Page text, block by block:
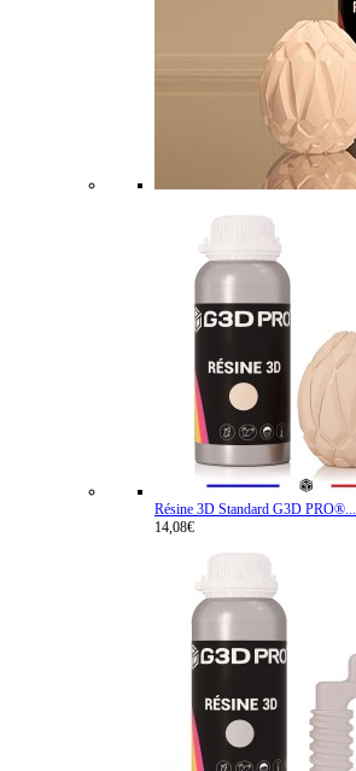
Résine 3D Standard G3D PRO®...
14,08€